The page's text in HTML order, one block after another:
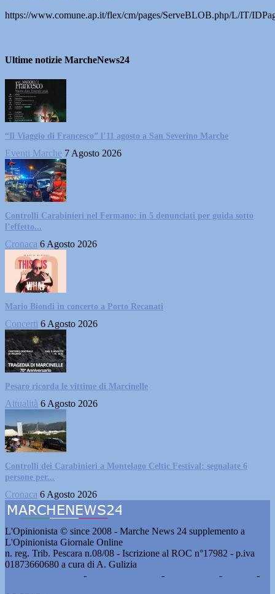
https://www.comune.ap.it/flex/cm/pages/ServeBLOB.php/L/IT/
Ultime notizie MarcheNews24
“Il Viaggio di Francesco” l’11 agosto a San Severino Marche
Eventi Marche 7 Agosto 2026
Controlli Carabinieri nel Fermano: in 5 denunciati per guida sotto
l’effetto...
Cronaca 6 Agosto 2026
Mario Biondi in concerto a Porto Recanati
Concerti 6 Agosto 2026
Pesaro ricorda le vittime di Marcinelle
Attualità 6 Agosto 2026
Controlli dei Carabinieri a Montelago Celtic Festival: segnalate 6
persone per...
Cronaca 6 Agosto 2026
L'Opinionista © since 2008 - Marche News 24 supplemento a
L'Opinionista Giornale Online
n. reg. Trib. Pescara n.08/08 - Iscrizione al ROC n°17982 - p.iva
01873660680 a cura di A. Gulizia
- - -
-